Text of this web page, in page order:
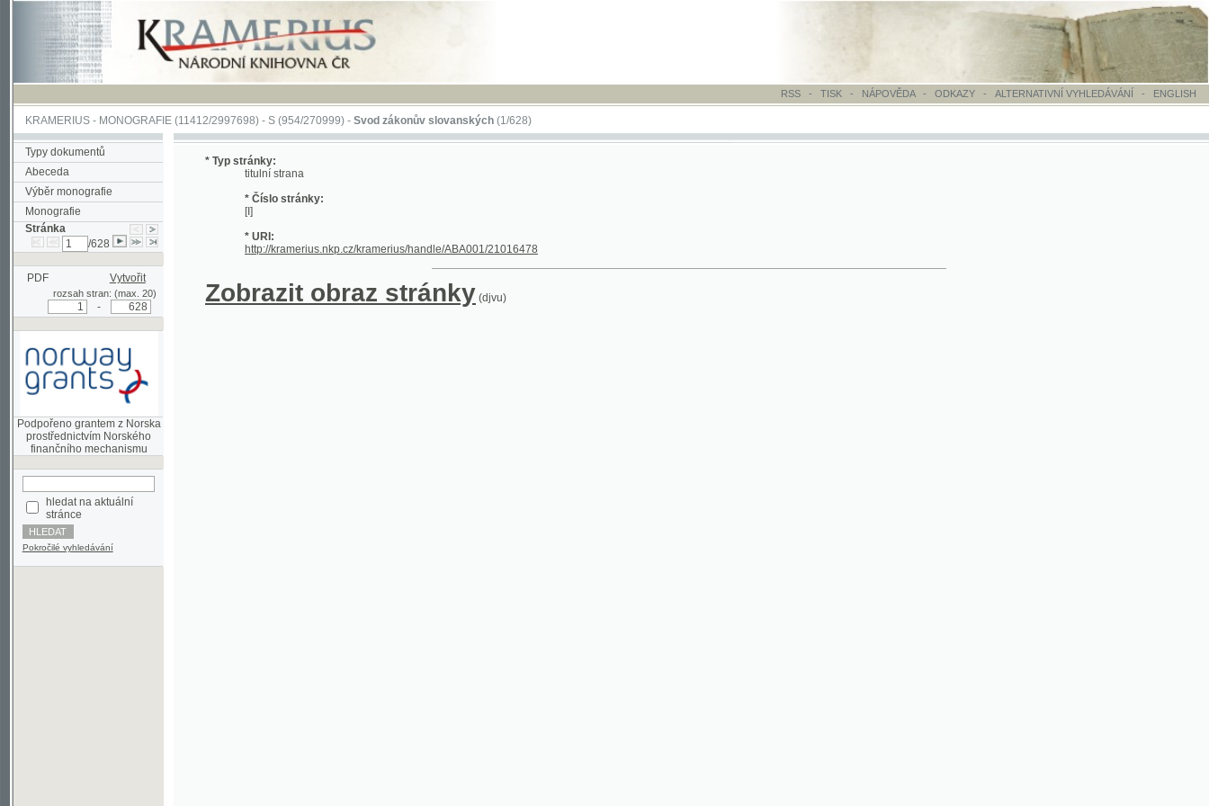
RSS - TISK-NÁPOVĚDA - ODKAZY - ALTERNATIVNÍ VYHLEDÁVÁNÍ- ENGLISH
KRAMERIUS-MONOGRAFIE(11412/2997698) -S (954/270999)-Svod zákonův slovanských(1/628)
Typy dokumentů
Abeceda
Výběr monografie
Monografie
Stránka
/628
PDF Vytvořit
rozsah stran: (max. 20)
Podpořeno grantem z Norska
prostřednictvím Norského
hledat na aktuální
stránce
Pokročilé vyhledávání
* Typ stránky:
titulní strana
* Číslo stránky:
* URI:
Zobrazit obraz stránky(djvu)